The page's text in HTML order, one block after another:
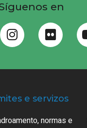
en
e servizos
normas e